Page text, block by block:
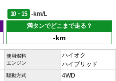
10・15
-km/L
満タンでどこまで走る？
-km
使用燃料
エンジン
ハイオク
ハイブリッド
駆動方式 4WD